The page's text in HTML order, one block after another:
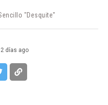
"Desquite"
2 días ago